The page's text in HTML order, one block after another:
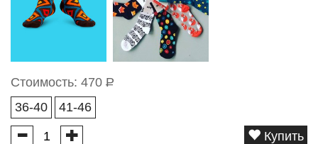
Стоимость: 470 Р
36-40
41-46
Купить